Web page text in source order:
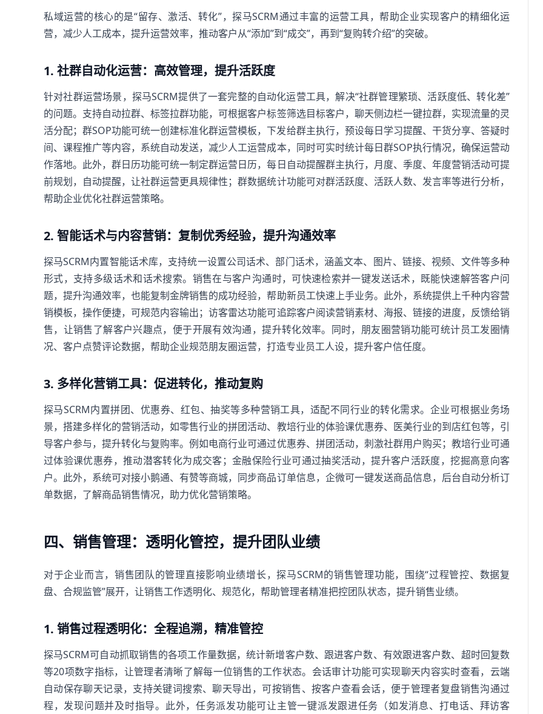
私域运营的核心的是“留存、激活、转化”，探马SCRM通过丰富的运营工具，帮助企业实现客户的精细化运
营，减少人工成本，提升运营效率，推动客户从“添加”到“成交”，再到“复购转介绍”的突破。
1. 社群自动化运营：高效管理，提升活跃度
针对社群运营场景，探马SCRM提供了一套完整的自动化运营工具，解决“社群管理繁琐、活跃度低、转化差”
的问题。支持自动拉群、标签拉群功能，可根据客户标签筛选目标客户，聊天侧边栏一键拉群，实现流量的灵
活分配；群SOP功能可统一创建标准化群运营模板，下发给群主执行，预设每日学习提醒、干货分享、答疑时
间、课程推广等内容，系统自动发送，减少人工运营成本，同时可实时统计每日群SOP执行情况，确保运营动
作落地。此外，群日历功能可统一制定群运营日历，每日自动提醒群主执行，月度、季度、年度营销活动可提
前规划，自动提醒，让社群运营更具规律性；群数据统计功能可对群活跃度、活跃人数、发言率等进行分析，
帮助企业优化社群运营策略。
2. 智能话术与内容营销：复制优秀经验，提升沟通效率
探马SCRM内置智能话术库，支持统一设置公司话术、部门话术，涵盖文本、图片、链接、视频、文件等多种
形式，支持多级话术和话术搜索。销售在与客户沟通时，可快速检索并一键发送话术，既能快速解答客户问
题，提升沟通效率，也能复制金牌销售的成功经验，帮助新员工快速上手业务。此外，系统提供上千种内容营
销模板，操作便捷，可规范内容输出；访客雷达功能可追踪客户阅读营销素材、海报、链接的进度，反馈给销
售，让销售了解客户兴趣点，便于开展有效沟通，提升转化效率。同时，朋友圈营销功能可统计员工发圈情
况、客户点赞评论数据，帮助企业规范朋友圈运营，打造专业员工人设，提升客户信任度。
3. 多样化营销工具：促进转化，推动复购
探马SCRM内置拼团、优惠券、红包、抽奖等多种营销工具，适配不同行业的转化需求。企业可根据业务场
景，搭建多样化的营销活动，如零售行业的拼团活动、教培行业的体验课优惠券、医美行业的到店红包等，引
导客户参与，提升转化与复购率。例如电商行业可通过优惠券、拼团活动，刺激社群用户购买；教培行业可通
过体验课优惠券，推动潜客转化为成交客；金融保险行业可通过抽奖活动，提升客户活跃度，挖掘高意向客
户。此外，系统可对接小鹅通、有赞等商城，同步商品订单信息，企微可一键发送商品信息，后台自动分析订
单数据，了解商品销售情况，助力优化营销策略。
四、销售管理：透明化管控，提升团队业绩
对于企业而言，销售团队的管理直接影响业绩增长，探马SCRM的销售管理功能，围绕“过程管控、数据复
盘、合规监管”展开，让销售工作透明化、规范化，帮助管理者精准把控团队状态，提升销售业绩。
1. 销售过程透明化：全程追溯，精准管控
探马SCRM可自动抓取销售的各项工作量数据，统计新增客户数、跟进客户数、有效跟进客户数、超时回复数
等20项数字指标，让管理者清晰了解每一位销售的工作状态。会话审计功能可实现聊天内容实时查看，云端
自动保存聊天记录，支持关键词搜索、聊天导出，可按销售、按客户查看会话，便于管理者复盘销售沟通过
程，发现问题并及时指导。此外，任务派发功能可让主管一键派发跟进任务（如发消息、打电话、拜访客